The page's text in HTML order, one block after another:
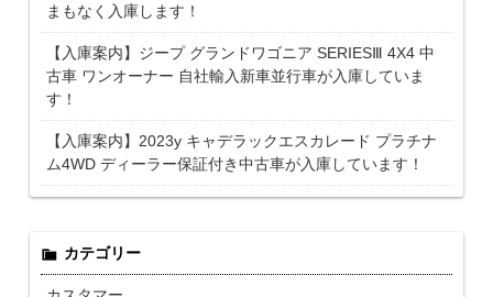
まもなく入庫します！
【入庫案内】ジープ グランドワゴニア SERIESⅢ 4X4 中
古車 ワンオーナー 自社輸入新車並行車が入庫していま
す！
【入庫案内】2023y キャデラックエスカレード プラチナ
ム4WD ディーラー保証付き中古車が入庫しています！
カテゴリー